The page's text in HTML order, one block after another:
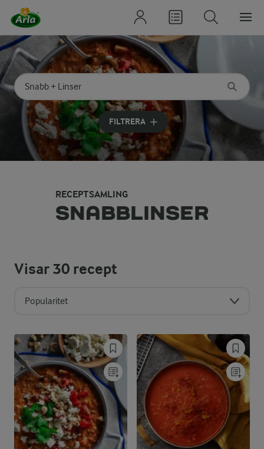
Sök på kategori eller ingrediens
Skriv in sökord för att få förslag
FILTRERA
RECEPTSAMLING
SNABBLINSER
Visar30 recept
Popularitet